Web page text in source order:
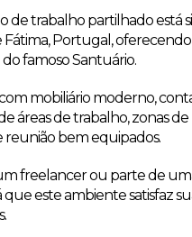
de trabalho partilhado está
Fátima, Portugal,
famoso Santuário.
mobiliário moderno,
áreas de trabalho, zonas
reunião bem equipados.
freelancer ou parte de
este ambiente satisfaz